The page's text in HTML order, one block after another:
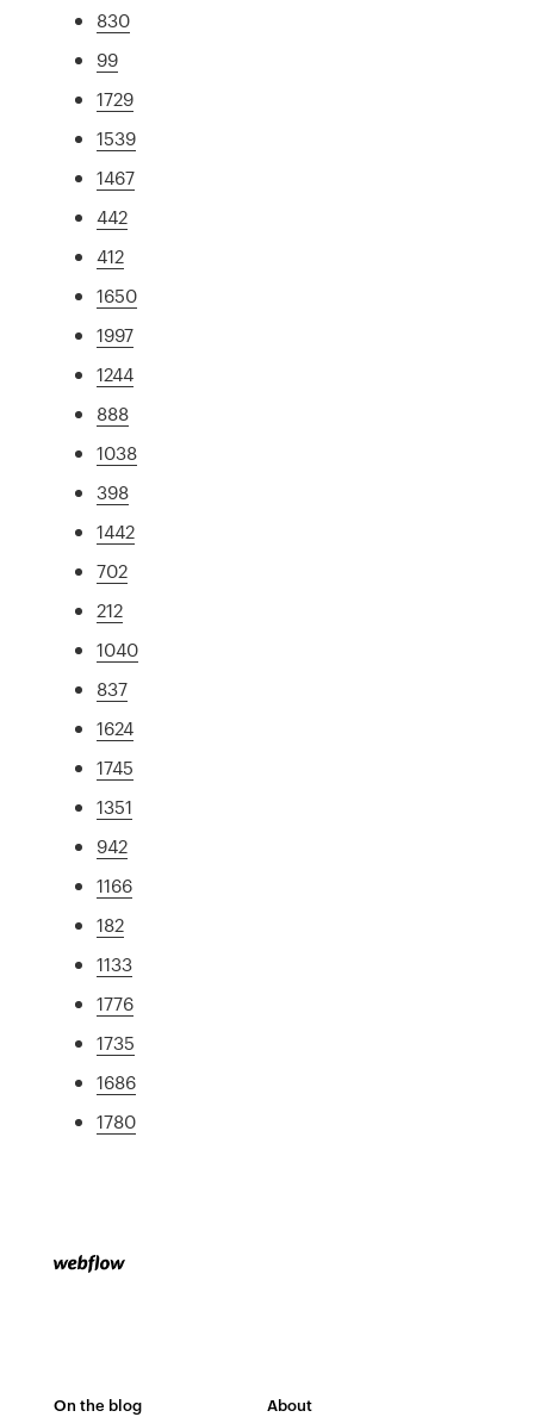
830
99
1729
1539
1467
442
412
1650
1997
1244
888
1038
398
1442
702
212
1040
837
1624
1745
1351
942
1166
182
1133
1776
1735
1686
1780
On the blog About